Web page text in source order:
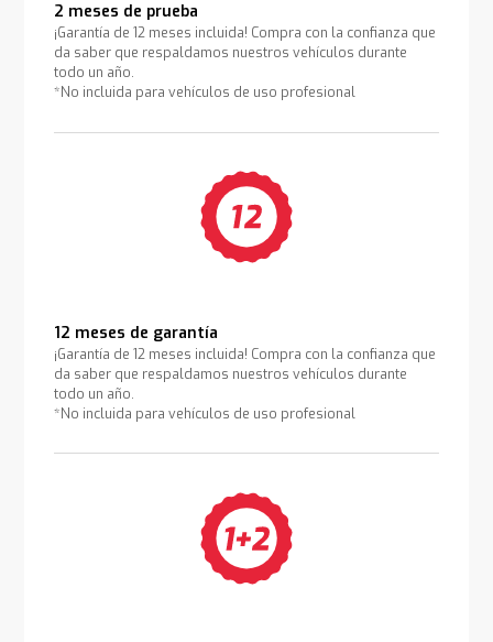
2 meses de prueba
¡Garantía de 12 meses incluida! Compra con la confianza que
da saber que respaldamos nuestros vehículos durante
todo un año.
*No incluida para vehículos de uso profesional
12 meses de garantía
¡Garantía de 12 meses incluida! Compra con la confianza que
da saber que respaldamos nuestros vehículos durante
todo un año.
*No incluida para vehículos de uso profesional